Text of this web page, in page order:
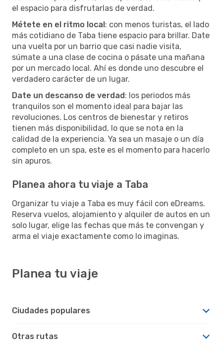
el espacio para disfrutarlas de verdad.
Métete en el ritmo local: con menos turistas, el lado
más cotidiano de Taba tiene espacio para brillar. Date
una vuelta por un barrio que casi nadie visita,
súmate a una clase de cocina o pásate una mañana
por un mercado local. Ahí es donde uno descubre el
verdadero carácter de un lugar.
Date un descanso de verdad: los periodos más
tranquilos son el momento ideal para bajar las
revoluciones. Los centros de bienestar y retiros
tienen más disponibilidad, lo que se nota en la
calidad de la experiencia. Ya sea un masaje o un día
completo en un spa, este es el momento para hacerlo
sin apuros.
Planea ahora tu viaje a Taba
Organizar tu viaje a Taba es muy fácil con eDreams.
Reserva vuelos, alojamiento y alquiler de autos en un
solo lugar, elige las fechas que más te convengan y
arma el viaje exactamente como lo imaginas.
Planea tu viaje
Ciudades populares
Otras rutas